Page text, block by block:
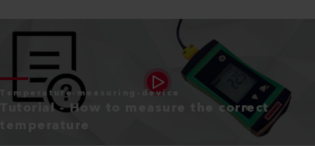
Temperature-measuring-device
Tutorial - How to measure the correct
temperature